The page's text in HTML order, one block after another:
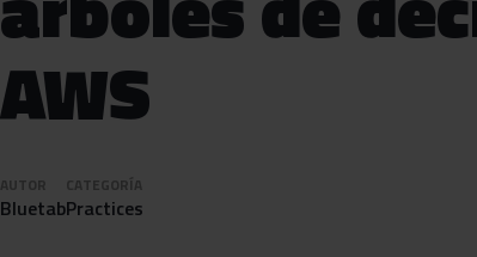
AWS
AUTOR
Bluetab
CATEGORÍA
Practices